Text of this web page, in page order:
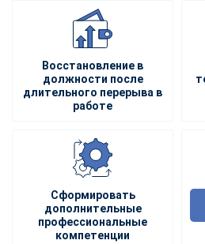
Восстановление в
должности после
длительного перерыва в
работе
Сформировать
дополнительные
профессиональные
компетенции